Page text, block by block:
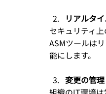
リアルタ
セキュリティ
ASMツールは
能にします。
変更の管理